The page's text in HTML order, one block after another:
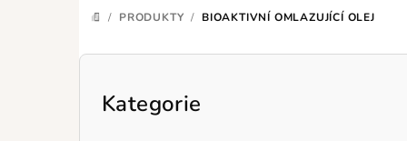
DOMŮ
/ PRODUKTY / BIOAKTIVNÍ OMLAZUJÍCÍ OLEJ
P
Přeskočit
Kategorie